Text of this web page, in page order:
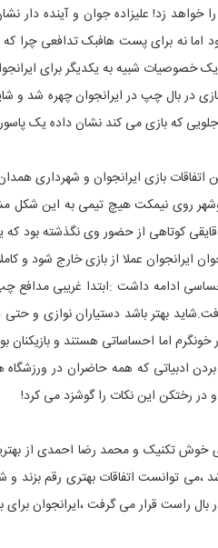
خواهد زد! علیزاده جوان و آینده دار
اما نه برای پست هافبک تدافعی چرا
یک خصوصیات شبیه به یکدیگر برای
در بال چپ در ایرانجوان چهره شد و
جلویی که بازی می کند نشان داده یک
اتفاقات بازی ایرانجوان و شهرداری
روی نیمکت هیچ تیمی به این
کوتاهی از حضور وی نگذشته بود
ایرانجوان عملا از بازی خارج شود و
ادامه داشت :ابتدا غریبی مدافع
بهتر باشد دستیاران نوازی و
خونگرم اما احساساتی هستند و بازیکنان
ادبیاتی که همه حاضران در
در رختکن این نکات را گوشزد می کرد!
خوش تکنیک و محمد رضا احمدی از
توانست اتفاقات بهتری رقم بزند و
بال راست قرار می گرفت ،ایرانجوان